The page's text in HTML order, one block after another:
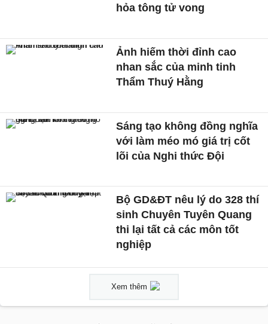
hỏa tông tử vong
Ảnh hiếm thời đỉnh cao
nhan sắc của minh tinh
Thẩm Thuý Hằng
Sáng tạo không đồng nghĩa
với làm méo mó giá trị cốt
lõi của Nghi thức Đội
Bộ GD&ĐT nêu lý do 328 thí
sinh Chuyên Tuyên Quang
thi lại tất cả các môn tốt
nghiệp
Xem thêm